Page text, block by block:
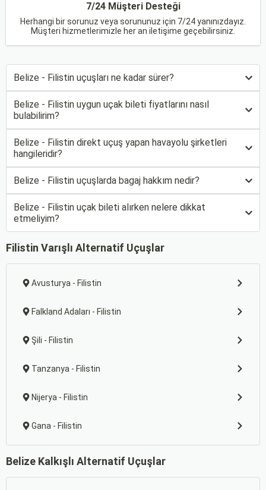
7/24 Müşteri Desteği
Herhangi bir sorunuz veya sorununuz için 7/24 yanınızdayız.
Müşteri hizmetlerimizle her an iletişime geçebilirsiniz.
Belize - Filistin uçuşları ne kadar sürer?
Belize - Filistin uygun uçak bileti fiyatlarını nasıl
bulabilirim?
Belize - Filistin direkt uçuş yapan havayolu şirketleri
hangileridir?
Belize - Filistin uçuşlarda bagaj hakkım nedir?
Belize - Filistin uçak bileti alırken nelere dikkat
etmeliyim?
Filistin Varışlı Alternatif Uçuşlar
Avusturya - Filistin
Falkland Adaları - Filistin
Şili - Filistin
Tanzanya - Filistin
Nijerya - Filistin
Gana - Filistin
Belize Kalkışlı Alternatif Uçuşlar